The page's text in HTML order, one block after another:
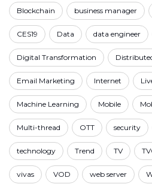
Blockchain business manager
CES19 Data data engineer
Digital Transformation
Email Marketing Internet
Machine Learning Mobile
Multi-thread OTT security
technology Trend TV
vivas VOD web server